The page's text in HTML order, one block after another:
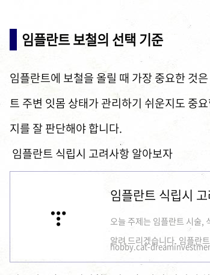
임플란트 보철의 선택 기준
임플란트에 보철을 올릴 때 가장 중요한 것
트 주변 잇몸 상태가 관리하기 쉬운지도 중
지를 잘 판단해야 합니다.
임플란트 식립시 고려사항 알아보자
임플란트 식립시
오늘 주제는 임플란트 시술,
알려 드리겠습니다. 임플란
hobby.cat-